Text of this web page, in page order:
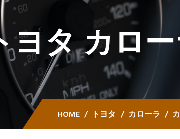
タ カロー
HOME トヨタ カローラ